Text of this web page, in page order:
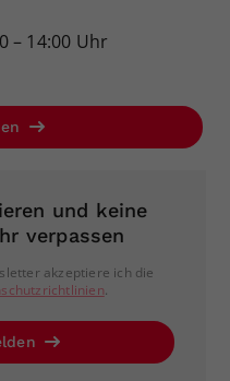
– 14:00 Uhr
und keine
verpassen
akzeptiere ich die
.